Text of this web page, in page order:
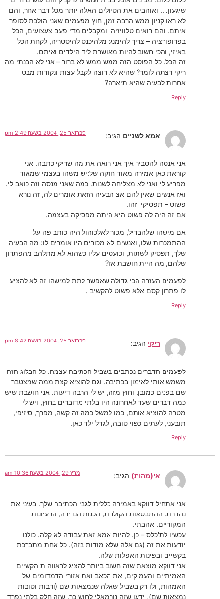
שיגעון…. ואוהבים את הטיולים האלה יותר מכל דבר אחר, והם
לא ראו קניון ממש הרבה זמן, חוץ מפעמים שאני הולכת לסופר
איתם. והם רואים טלוויזיה, ומקבלים מדי פעם צעצועים, הכל
בפרופורציה – צריך להימנע מלהיכנס להיסטריה, לקחת הכל
באיזי, והכי חשוב להיות מאושרת ליד הילדים ואיתם.
זה הכל. כל הפוסט הזה ממש ממש לא ברור – אני לא הבנתי מה
ריקי רצתה לומר? שהיא לא רוצה לקבל עצות ונקודות מבט
אחרות לבעיה שהיא תיארה?
Reply
אמא לשניים הגיב: פברואר 25, 2004 בשעה 2:49 pm
אני אנסה להסביר איך אני רואה את מה שריקי כתבה. אני
קוראת כאן אמירה מאוד חזקה של:יש משהו בעצמי שמאוד
מפריע לי ואני לא מצליחה לשנות. כמה שאני מנסה וזה כואב לי.
ואז אנשים שאין להם אצ הבעיה הזאת אומרים לה, זה נורא
פשוט – תפסיקי וזהו.
אם זה היה לה פשוט היא היתה מפסיקה בעצמה.
אם מישהו שלהבדיל, מכור לאלכוהול היה כותב פה על
ההתמכרות שלו, ואנשים לא מכורים היו אומרים לו: מה הבעיה
שלך, תפסיק לשתות, וכועסים עליו כשהוא לא מתלהב מהפתרון
שלהם, מה היית חושבת אז?
לפעמים העזרה הכי גדולה שאפשר לתת למישהו זה לא להציע
לו פתרון קסם אלא פשוט להקשיב .
Reply
ריקי הגיב: פברואר 25, 2004 בשעה 8:42 pm
לפעמים הדברים נכתבים בשביל הכתיבה עצמה. כל הבלוג הזה
משמש אותי לאימון בכתיבה. וגם להוציא קצת ממה שמצטבר
שם בפנים כמובן. וחוץ מזה, יש לי הרבה דיעות. אני חושבת שיש
כמה דברים שעד לאחרונה היו בלתי מדוברים בחוץ, ויש לי
מטרה להוציא אותם, כמו למשל כמה זה קשה, מפרך, סיזיפי,
תובעני, לעתים כפוי טובה, לגדל ילד כאן.
Reply
אי(מהות) הגיב: מרץ 29, 2004 בשעה 10:36 am
אני אתחיל דווקא באמירה כללית לגבי הכתיבה שלך. בעיני את
נהדרת. ההתבטאות הקולחת, הכנות הנדירה, הרעיונות
המקוריים. אהבתי.
עכשיו לת'כלס – כן. להיות אמא זאת עבודה לא קלה. כולנו
יודעות את זה (גם אלה שלא מודות בזה). כל אחת מתברכת
בקשיים ובפינות האפלות שלה.
אני דווקא מוצאת שזה חשוב ביותר להציג לראווה ת הקשיים
האמיתיים והעמוקים, את הכאב ואת אזורי הדמדומים של
האמהות, ולו רק בשביל שאלה שנמצאות שם (ורבות וטובות
נמצאות שם), ידעו שזה נורמאלי לחוש כך. שזה חלק בלתי נפרד